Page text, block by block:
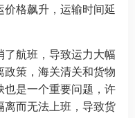
格飙升，运输时间延
航班，导致运力大幅
策，海关清关和货物
是一个重要问题，许
而无法上班，导致货